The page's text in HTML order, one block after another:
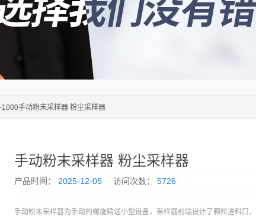
1000手动粉末采样器 粉尘采样器
手动粉末采样器 粉尘采样器
产品时间： 2025-12-05 访问次数： 5726
手动粉末采样器为手动的螺旋输送小型设备，采样器前端设计了颗粒进料口，